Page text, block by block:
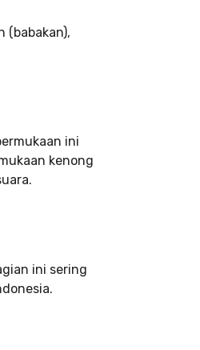
(babakan),
ini
kenong
ini sering